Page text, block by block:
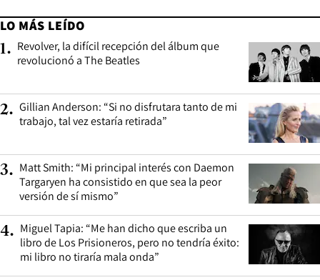
LO MÁS LEÍDO
1. Revolver, la difícil recepción del álbum que
revolucionó a The Beatles
2. Gillian Anderson: “Si no disfrutara tanto de mi
trabajo, tal vez estaría retirada”
3. Matt Smith: “Mi principal interés con Daemon
Targaryen ha consistido en que sea la peor
versión de sí mismo”
4. Miguel Tapia: “Me han dicho que escriba un
libro de Los Prisioneros, pero no tendría éxito:
mi libro no tiraría mala onda”